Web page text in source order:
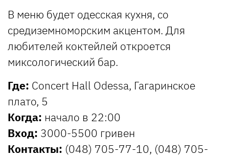
В меню будет одесская кухня, со
средиземноморским акцентом. Для
любителей коктейлей откроется
миксологический бар.
Где: Concert Hall Odessa, Гагаринское
плато, 5
Когда: начало в 22:00
Вход: 3000-5500 гривен
Контакты: (048) 705-77-10, (048) 705-